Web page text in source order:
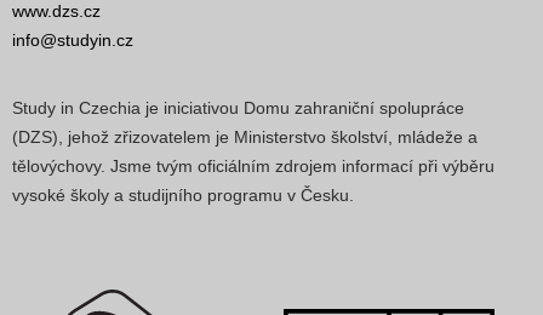
www.dzs.cz
info@studyin.cz
Study in Czechia je iniciativou Domu zahraniční spolupráce
(DZS), jehož zřizovatelem je Ministerstvo školství, mládeže a
tělovýchovy. Jsme tvým oficiálním zdrojem informací při výběru
vysoké školy a studijního programu v Česku.